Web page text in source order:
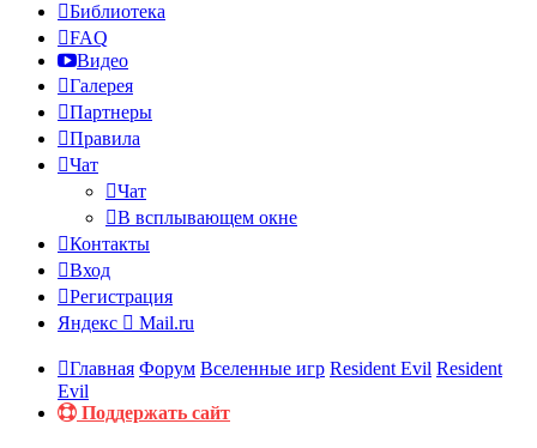
Библиотека
FAQ
Видео
Галерея
Партнеры
Правила
Чат
Чат
В всплывающем окне
Контакты
Вход
Регистрация
Яндекс
Mail.ru
Главная Форум Вселенные игр Resident Evil Resident
Evil
Поддержать сайт